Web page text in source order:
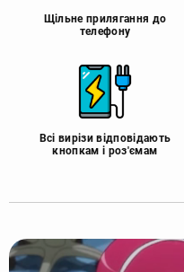
Щільне прилягання до
телефону
Всі вирізи відповідають
кнопкам і роз'ємам